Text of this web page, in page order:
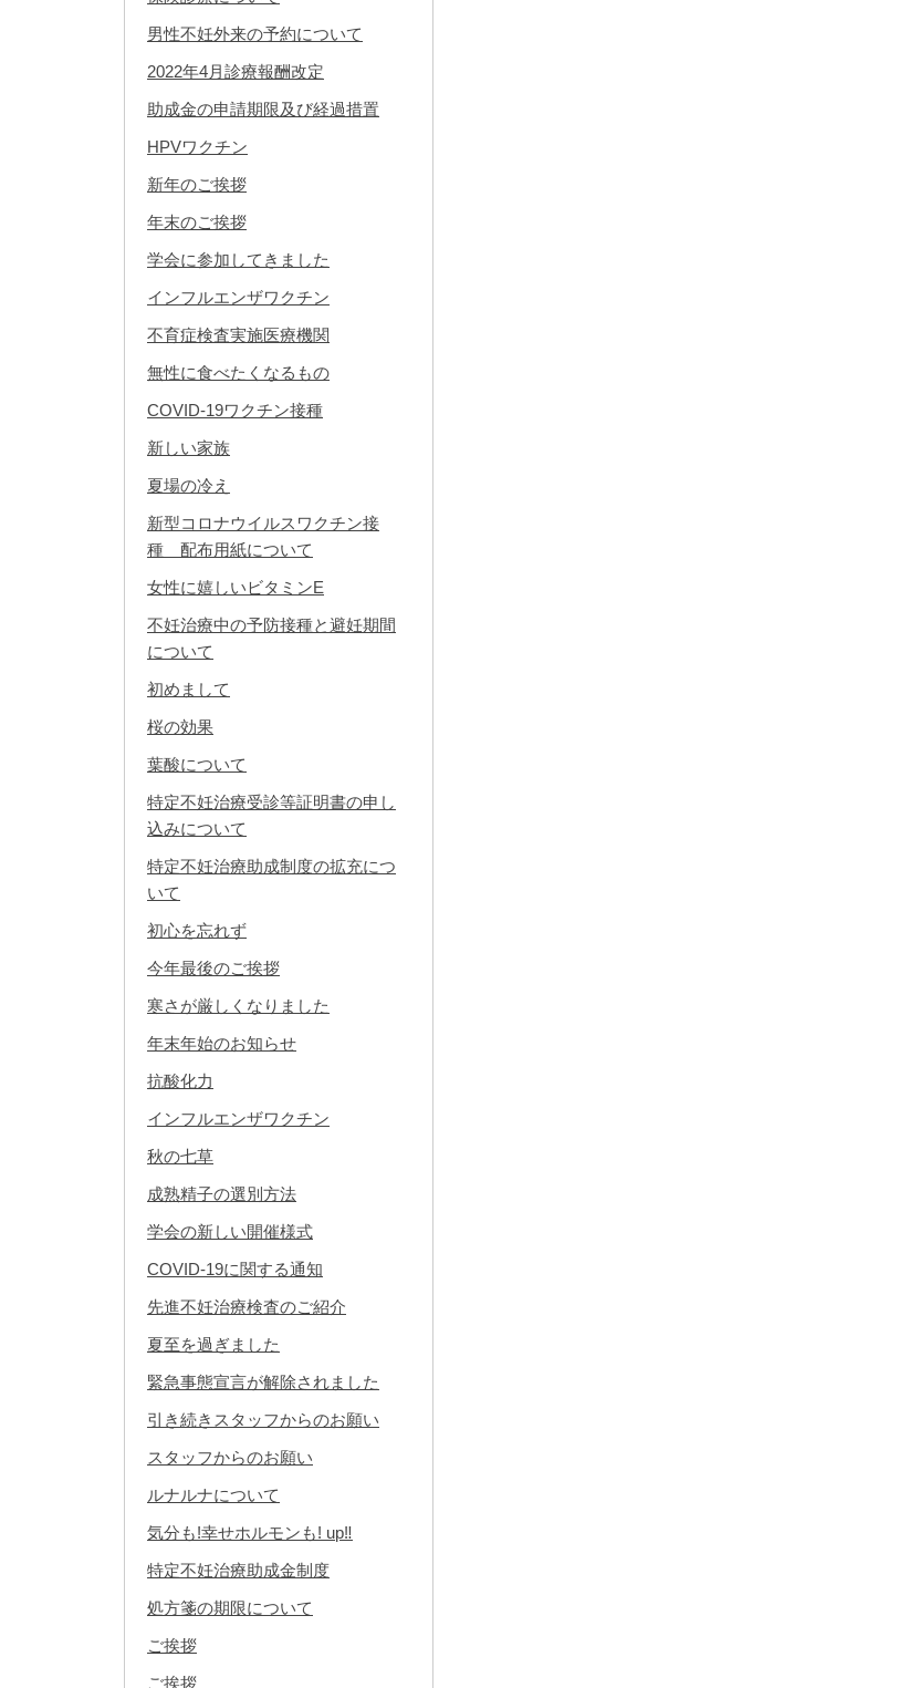
男性不妊外来の予約について
2022年4月診療報酬改定
助成金の申請期限及び経過措置
HPVワクチン
新年のご挨拶
年末のご挨拶
学会に参加してきました
インフルエンザワクチン
不育症検査実施医療機関
無性に食べたくなるもの
COVID-19ワクチン接種
新しい家族
夏場の冷え
新型コロナウイルスワクチン接
種 配布用紙について
女性に嬉しいビタミンE
不妊治療中の予防接種と避妊期間
について
初めまして
桜の効果
葉酸について
特定不妊治療受診等証明書の申し
込みについて
特定不妊治療助成制度の拡充につ
いて
初心を忘れず
今年最後のご挨拶
寒さが厳しくなりました
年末年始のお知らせ
抗酸化力
インフルエンザワクチン
秋の七草
成熟精子の選別方法
学会の新しい開催様式
COVID-19に関する通知
先進不妊治療検査のご紹介
夏至を過ぎました
緊急事態宣言が解除されました
引き続きスタッフからのお願い
スタッフからのお願い
ルナルナについて
気分も!幸せホルモンも! up‼︎
特定不妊治療助成金制度
処方箋の期限について
ご挨拶
ご挨拶